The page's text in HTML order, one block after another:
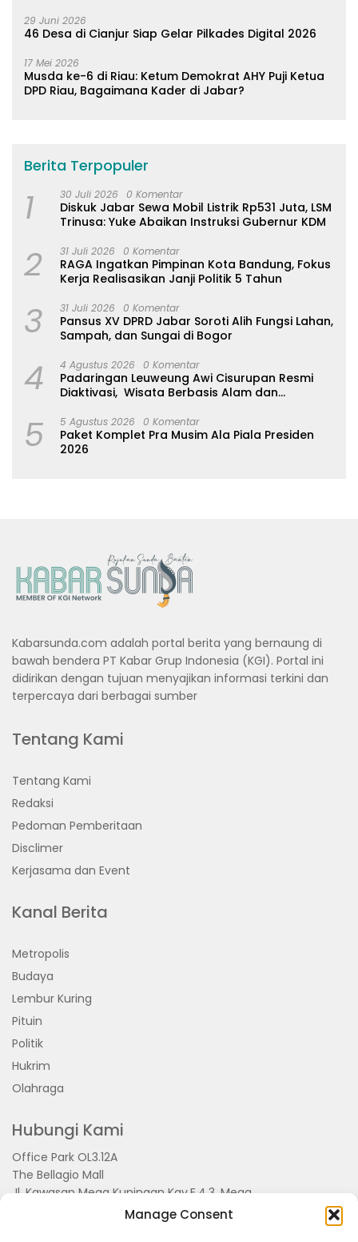
Manage Consent
29 Juni 2026
46 Desa di Cianjur Siap Gelar Pilkades Digital 2026
17 Mei 2026
Musda ke-6 di Riau: Ketum Demokrat AHY Puji Ketua
DPD Riau, Bagaimana Kader di Jabar?
Berita Terpopuler
1 30 Juli 2026 0 Komentar
Diskuk Jabar Sewa Mobil Listrik Rp531 Juta, LSM
Trinusa: Yuke Abaikan Instruksi Gubernur KDM
2 31 Juli 2026 0 Komentar
RAGA Ingatkan Pimpinan Kota Bandung, Fokus
3 31 Juli 2026 0 Komentar
Pansus XV DPRD Jabar Soroti Alih Fungsi Lahan,
Sampah, dan Sungai di Bogor
4 4 Agustus 2026 0 Komentar
Padaringan Leuweung Awi Cisurupan Resmi
Diaktivasi, Wisata Berbasis Alam dan
5 5 Agustus 2026 0 Komentar
Paket Komplet Pra Musim Ala Piala Presiden
2026
Kabarsunda.com adalah portal berita yang bernaung di
bawah bendera PT Kabar Grup Indonesia (KGI). Portal ini
didirikan dengan tujuan menyajikan informasi terkini dan
terpercaya dari berbagai sumber
Tentang Kami
Tentang Kami
Redaksi
Pedoman Pemberitaan
Disclimer
Kerjasama dan Event
Kanal Berita
Metropolis
Budaya
Lembur Kuring
Pituin
Politik
Hukrim
Olahraga
Hubungi Kami
Office Park OL3.12A
The Bellagio Mall
Jl. Kawasan Mega Kuningan Kav.E.4.3, Mega
Kuningan, Kel. Kuningan Timur,
Kec.Setiabudi, Jakarta Selatan 15810